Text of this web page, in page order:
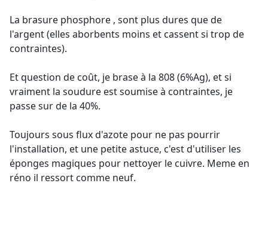
La brasure phosphore , sont plus dures que de
l'argent (elles aborbents moins et cassent si trop de
contraintes).
Et question de coût, je brase à la 808 (6%Ag), et si
vraiment la soudure est soumise à contraintes, je
passe sur de la 40%.
Toujours sous flux d'azote pour ne pas pourrir
l'installation, et une petite astuce, c'est d'utiliser les
éponges magiques pour nettoyer le cuivre. Meme en
réno il ressort comme neuf.